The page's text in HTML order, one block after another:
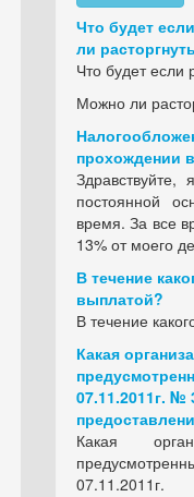
Что будет
ли
Что будет если
Можно ли
прохождении
постоянной
время. За все
13% от моего
В течение
выплатой?
В течение
Какая
07.11.2011г.
Какая
07.11.2011г.